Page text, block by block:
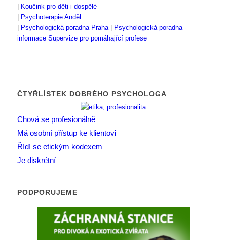
Koučink pro děti i dospělé
Psychoterapie Anděl
Psychologická poradna Praha|
Psychologická poradna -
informace Supervize pro pomáhající profese
ČTYŘLÍSTEK DOBRÉHO PSYCHOLOGA
Chová se profesionálně
Má osobní přístup ke klientovi
Řídí se etickým kodexem
Je diskrétní
PODPORUJEME